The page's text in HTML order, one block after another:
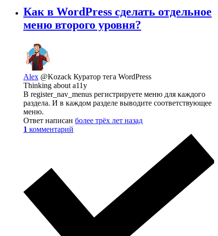
Как в WordPress сделать отдельное
меню второго уровня?
Alex @Kozack Куратор тега WordPress
Thinking about a11y
В register_nav_menus регистрируете меню для каждого
раздела. И в каждом разделе выводите соответствующее
меню.
Ответ написан более трёх лет назад
1 комментарий